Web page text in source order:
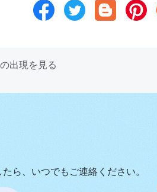
出現を見る
ら、いつでもご連絡ください。